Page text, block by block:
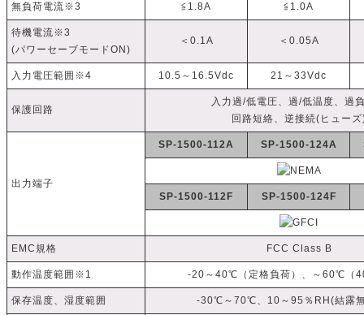
無負荷電流※3 ≦1.8A ≦1.0A
待機電流※3
(パワーセーブモードON)
＜0.1A ＜0.05A
入力電圧範囲※4 10.5～16.5Vdc 21～33Vdc
保護回路
入力過/低電圧、過/低温度、過
回路短絡、逆接続(ヒュー
出力端子
SP-1500-112A SP-1500-124A
SP-1500-112F SP-1500-124F
EMC規格 FCC Class B
動作温度範囲※1 -20～40℃（定格負荷）、～60℃（
保存温度、湿度範囲 -30℃～70℃、10～95％RH(結露